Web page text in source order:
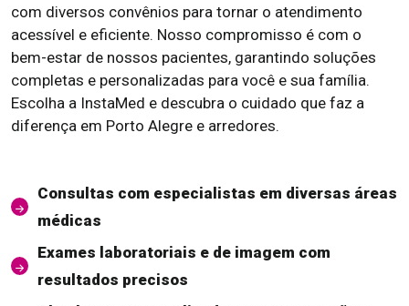
com diversos convênios para tornar o atendimento
acessível e eficiente. Nosso compromisso é com o
bem-estar de nossos pacientes, garantindo soluções
completas e personalizadas para você e sua família.
Escolha a InstaMed e descubra o cuidado que faz a
diferença em Porto Alegre e arredores.
Consultas com especialistas em diversas áreas
médicas
Exames laboratoriais e de imagem com
resultados precisos